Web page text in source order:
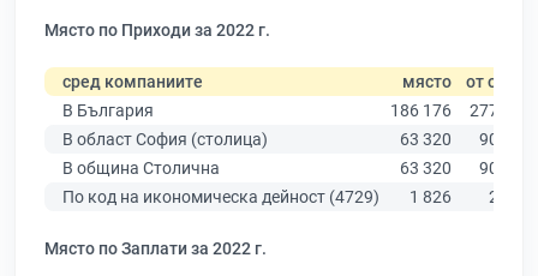
Място по Приходи за 2022 г.
сред компаниите място
от общо
В България
186 176
277 019
В област София (столица)
63 320
90 178
В община Столична
63 320
90 178
По код на икономическа дейност (4729)
1 826 2 714
Място по Заплати за 2022 г.